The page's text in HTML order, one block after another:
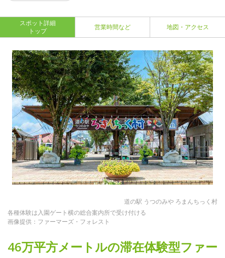
スポット詳細
トップ
営業時間など 地図・アクセス
道の駅 うつのみや ろまんちっく村
各種体験は入園ゲート横の総合案内所で受け付ける
画像提供：ファーマーズ・フォレスト
46万平方メートルの滞在体験型ファー